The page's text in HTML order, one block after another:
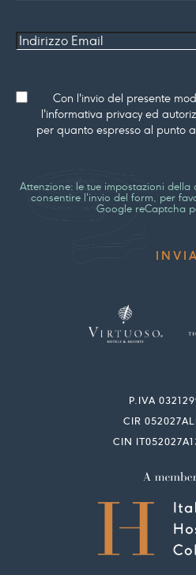
Indirizzo
Con l'invio del presente
l'informativa privacy ed
per quanto espresso al punto
Attenzione: le tue impostazioni
consentire l'invio del form, per
Google reCaptcha
P.IVA
CIR
CIN